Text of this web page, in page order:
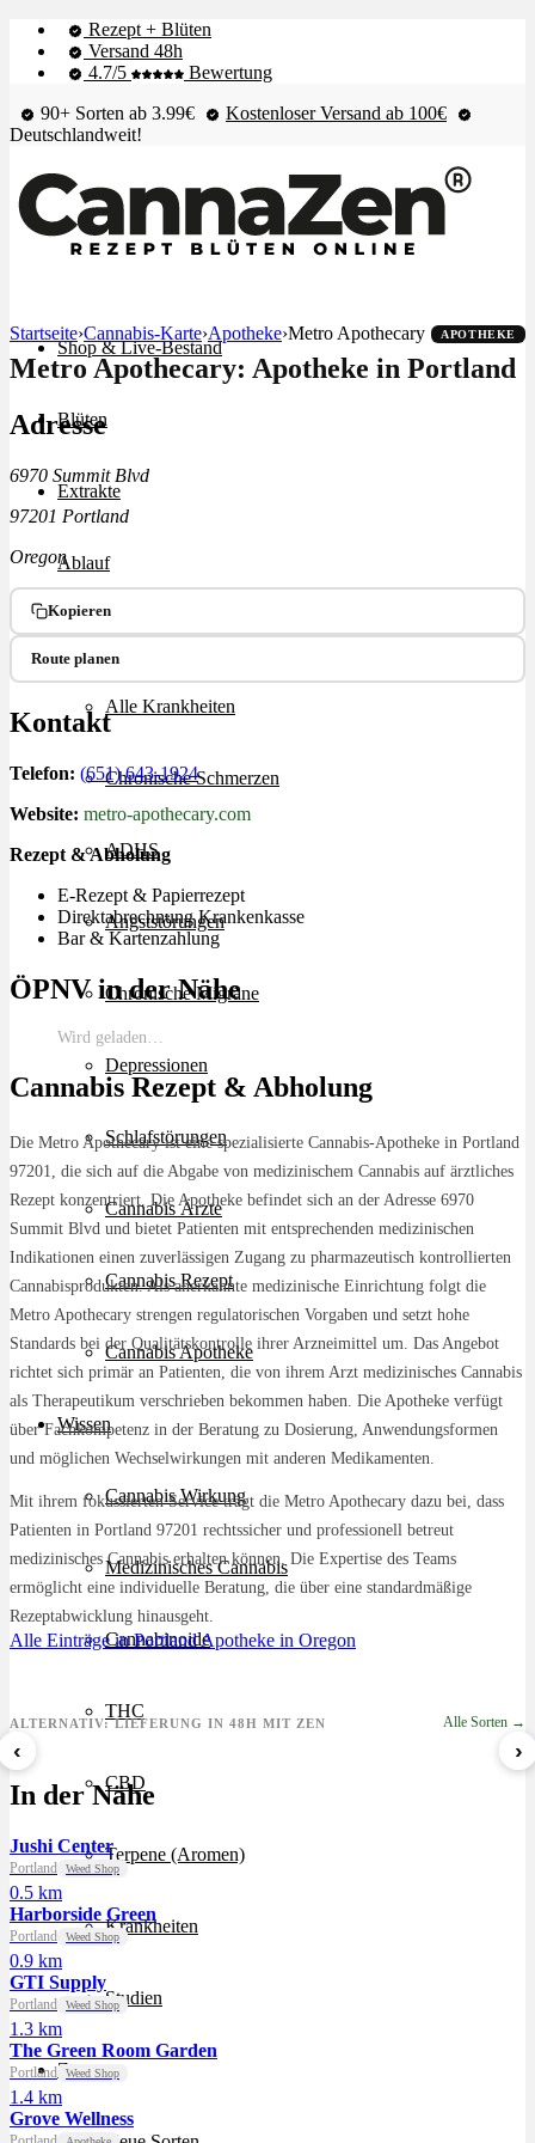
Rezept + Blüten
Versand 48h
4.7/5
Bewertung
90+ Sorten ab 3.99€
Kostenloser Versand ab 100€
Deutschlandweit!
Shop & Live-Bestand
Blüten
Extrakte
Ablauf
Therapien
Alle Krankheiten
Chronische Schmerzen
ADHS
Angststörungen
Chronische Migräne
Depressionen
Schlafstörungen
Cannabis Ärzte
Cannabis Rezept
Cannabis Apotheke
Wissen
Cannabis Wirkung
Medizinisches Cannabis
Cannabinoide
THC
CBD
Terpene (Aromen)
Krankheiten
Studien
Zen
Startseite›Cannabis-Karte›Apotheke›Metro Apothecary APOTHEKE
Metro Apothecary: Apotheke in Portland
Adresse
6970 Summit Blvd
97201 Portland
Oregon
Kopieren
Route planen
Kontakt
Telefon: (651) 643-1924
Website: metro-apothecary.com
Rezept & Abholung
E-Rezept & Papierrezept
Direktabrechnung Krankenkasse
Bar & Kartenzahlung
ÖPNV in der Nähe
Wird geladen…
Cannabis Rezept & Abholung
Die Metro Apothecary ist eine spezialisierte Cannabis-Apotheke in Portland
97201, die sich auf die Abgabe von medizinischem Cannabis auf ärztliches
Rezept konzentriert. Die Apotheke befindet sich an der Adresse 6970
Summit Blvd und bietet Patienten mit entsprechenden medizinischen
Indikationen einen zuverlässigen Zugang zu pharmazeutisch kontrollierten
Cannabisprodukten. Als anerkannte medizinische Einrichtung folgt die
Metro Apothecary strengen regulatorischen Vorgaben und setzt hohe
Standards bei der Qualitätskontrolle ihrer Arzneimittel um. Das Angebot
richtet sich primär an Patienten, die von ihrem Arzt medizinisches Cannabis
als Therapeutikum verschrieben bekommen haben. Die Apotheke verfügt
über Fachkompetenz in der Beratung zu Dosierung, Anwendungsformen
und möglichen Wechselwirkungen mit anderen Medikamenten.
Mit ihrem fokussierten Service trägt die Metro Apothecary dazu bei, dass
Patienten in Portland 97201 rechtssicher und professionell betreut
medizinisches Cannabis erhalten können. Die Expertise des Teams
ermöglicht eine individuelle Beratung, die über eine standardmäßige
Rezeptabwicklung hinausgeht.
Alle Einträge in PortlandApotheke in Oregon
ALTERNATIV: LIEFERUNG IN 48H MIT ZEN Alle Sorten →
‹
Sour Mintz Haze
ab 5,99 €/g
›
In der Nähe
Jushi Center
Portland Weed Shop
0.5 km
Harborside Green
Portland Weed Shop
0.9 km
GTI Supply
Portland Weed Shop
1.3 km
The Green Room Garden
Portland Weed Shop
1.4 km
Grove Wellness